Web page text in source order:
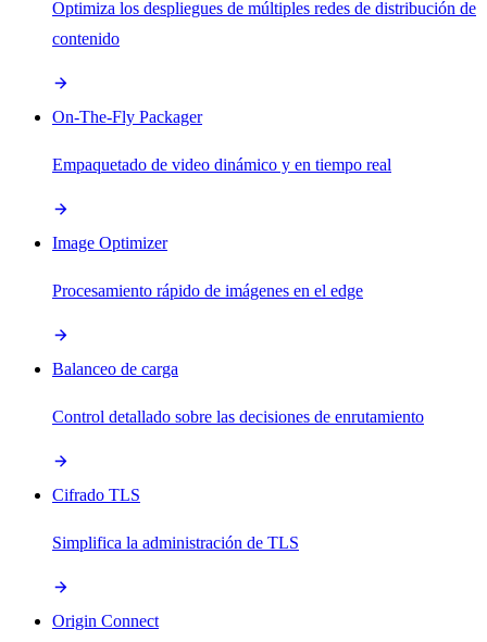
Optimiza los despliegues de múltiples redes de distribución de
contenido
On-The-Fly Packager
Empaquetado de video dinámico y en tiempo real
Image Optimizer
Procesamiento rápido de imágenes en el edge
Balanceo de carga
Control detallado sobre las decisiones de enrutamiento
Cifrado TLS
Simplifica la administración de TLS
Origin Connect